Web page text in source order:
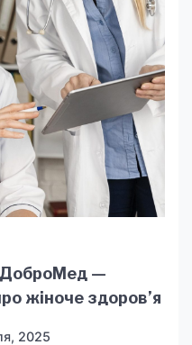
й комфортного
популярними не
ДоброМед —
жіноче здоров’я
2025